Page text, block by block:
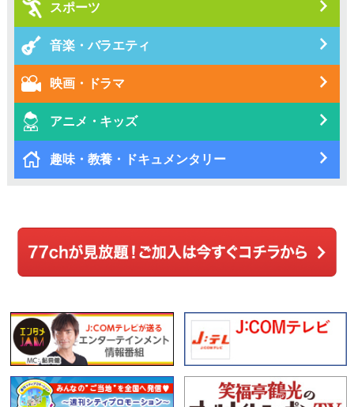
スポーツ
音楽・バラエティ
映画・ドラマ
アニメ・キッズ
趣味・教養・ドキュメンタリー